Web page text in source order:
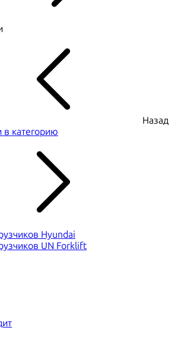
Назад
в категорию
Hyundai
UN Forklift